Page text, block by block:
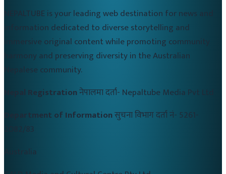
NEPALTUBE is your leading web destination for news and
information dedicated to diverse storytelling and
immersive original content while promoting community
harmony and preserving diversity in the Australian
Nepalese community.
Nepal Registrationनेपालमा दर्ता- Nepaltube Media Pvt Ltd
Department of Informationसुचना विभाग दर्ता नं- 5261-
2082/83
Australia